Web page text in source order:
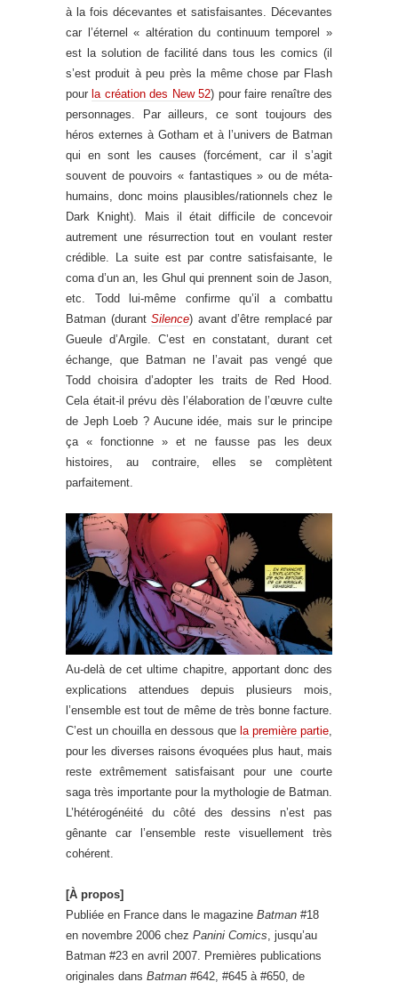
à la fois décevantes et satisfaisantes. Décevantes
car l’éternel « altération du continuum temporel »
est la solution de facilité dans tous les comics (il
s’est produit à peu près la même chose par Flash
pour la création des New 52) pour faire renaître des
personnages. Par ailleurs, ce sont toujours des
héros externes à Gotham et à l’univers de Batman
qui en sont les causes (forcément, car il s’agit
souvent de pouvoirs « fantastiques » ou de méta-
humains, donc moins plausibles/rationnels chez le
Dark Knight). Mais il était difficile de concevoir
autrement une résurrection tout en voulant rester
crédible. La suite est par contre satisfaisante, le
coma d’un an, les Ghul qui prennent soin de Jason,
etc. Todd lui-même confirme qu’il a combattu
Batman (durant Silence) avant d’être remplacé par
Gueule d’Argile. C’est en constatant, durant cet
échange, que Batman ne l’avait pas vengé que
Todd choisira d’adopter les traits de Red Hood.
Cela était-il prévu dès l’élaboration de l’œuvre culte
de Jeph Loeb ? Aucune idée, mais sur le principe
ça « fonctionne » et ne fausse pas les deux
histoires, au contraire, elles se complètent
parfaitement.
Au-delà de cet ultime chapitre, apportant donc des
explications attendues depuis plusieurs mois,
l’ensemble est tout de même de très bonne facture.
C’est un chouilla en dessous que la première partie
pour les diverses raisons évoquées plus haut, mais
reste extrêmement satisfaisant pour une courte
saga très importante pour la mythologie de Batman.
L’hétérogénéité du côté des dessins n’est pas
gênante car l’ensemble reste visuellement très
cohérent.
[À propos]
Publiée en France dans le magazine Batman #18
en novembre 2006 chez Panini Comics , jusqu’au
Batman #23 en avril 2007. Premières publications
originales dans Batman #642, #645 à #650, de